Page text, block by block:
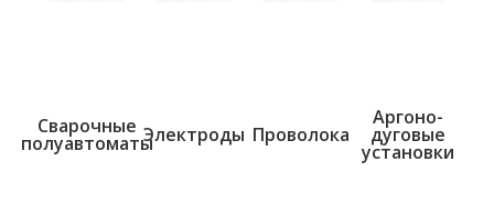
Сварочные
полуавтоматыЭлектроды Проволока
Аргоно-
дуговые
установки